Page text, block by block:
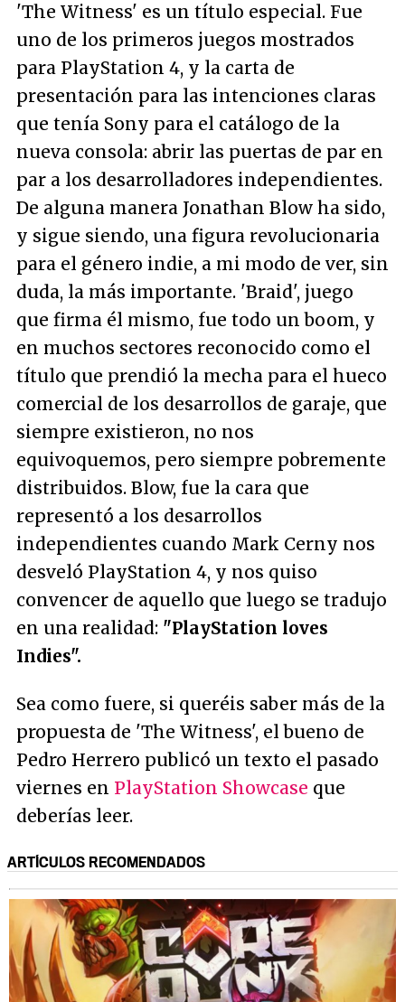
'The Witness' es un título especial. Fue
uno de los primeros juegos mostrados
para PlayStation 4, y la carta de
presentación para las intenciones claras
que tenía Sony para el catálogo de la
nueva consola: abrir las puertas de par en
par a los desarrolladores independientes.
De alguna manera Jonathan Blow ha sido,
y sigue siendo, una figura revolucionaria
para el género indie, a mi modo de ver, sin
duda, la más importante. 'Braid', juego
que firma él mismo, fue todo un boom, y
en muchos sectores reconocido como el
título que prendió la mecha para el hueco
comercial de los desarrollos de garaje, que
siempre existieron, no nos
equivoquemos, pero siempre pobremente
distribuidos. Blow, fue la cara que
representó a los desarrollos
independientes cuando Mark Cerny nos
desveló PlayStation 4, y nos quiso
convencer de aquello que luego se tradujo
en una realidad: "PlayStation loves
Indies".
Sea como fuere, si queréis saber más de la
propuesta de 'The Witness', el bueno de
Pedro Herrero publicó un texto el pasado
viernes en PlayStation Showcase que
deberías leer.
ARTÍCULOS RECOMENDADOS